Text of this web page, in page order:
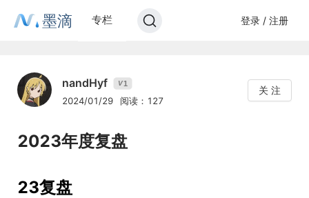
墨滴 专栏 登录 / 注册
nandHyf V1
2024/01/29 阅读：127
关 注
2023年度复盘
23复盘